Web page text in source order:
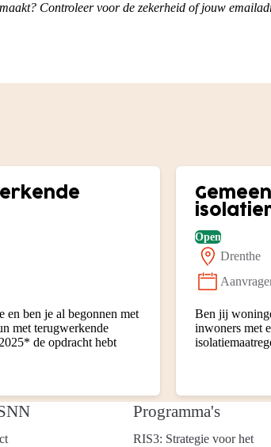
Controleer voor de zekerheid of jouw
ben je al begonnen met
met terugwerkende
de opdracht hebt
Open
Locatie:
Drenthe
Status:
Ben jij
inwoners met
Programma's
RIS3: Strategie voor het